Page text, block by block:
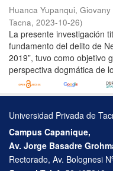
Huanca Yupanqui, Giovany
Tacna, 2023-10-26)
La presente investigación
fundamento del delito de
2019”, tuvo como objetivo
perspectiva dogmática de
Universidad Privada de
Campus Capanique,
Av. Jorge Basadre
Rectorado, Av. Bolognesi